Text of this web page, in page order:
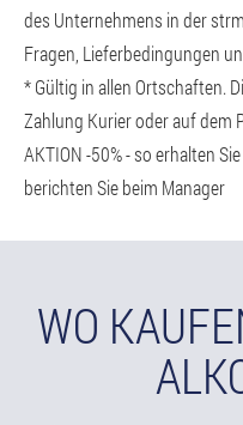
des Unternehmens in der
Fragen, Lieferbedingungen
* Gültig in allen Ortschaften.
Zahlung Kurier oder auf dem
AKTION -50% - so erhalten
berichten Sie beim Manager
WO